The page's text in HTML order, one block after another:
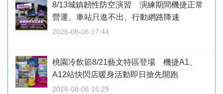
8/13城鎮韌性防空演習 演練期間機捷正常
營運、車站只進不出、行動網路降速
2026-08-06 17:44
桃園冷飲節8/21藝文特區登場 機捷A1、
A12站快閃店暖身活動即日搶先開跑
2026-08-06 16:29